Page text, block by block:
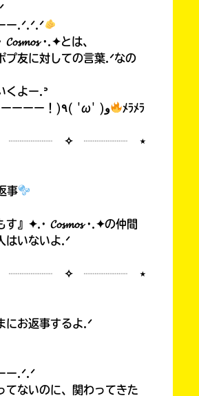
ー.ᐟ.ᐟ.ᐟ
𝓒𝓸𝓼𝓶𝓸𝓼 ·.✦とは、
プ友に対しての言葉.ᐟなの
くよー.ᐣ
(わーーーーーーーーーー！)٩( 'ω' )و
ﾒﾗﾒﾗ
┈┈┈┈ ✧ ┈┈┈┈ ⋆
事
す』✦.· 𝓒𝓸𝓼𝓶𝓸𝓼 ·.✦の仲間
はいないよ.ᐟ
┈┈┈┈ ✧ ┈┈┈┈ ⋆
にお返事するよ.ᐟ
ー.ᐟ.ᐟ
てないのに、関わってきた